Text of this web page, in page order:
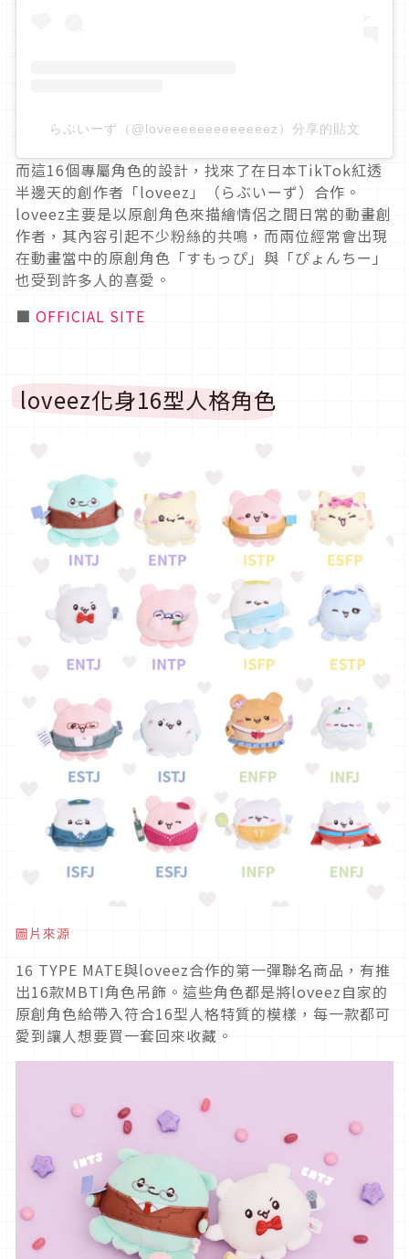
らぶいーず（@loveeeeeeeeeeeeez）分享的貼文
而這16個專屬角色的設計，找來了在日本TikTok紅透
半邊天的創作者「loveez」（らぶいーず）合作。
loveez主要是以原創角色來描繪情侶之間日常的動畫創
作者，其內容引起不少粉絲的共鳴，而兩位經常會出現
在動畫當中的原創角色「すもっぴ」與「ぴょんちー」
也受到許多人的喜愛。
■ OFFICIAL SITE
loveez化身16型人格角色
圖片來源
16 TYPE MATE與loveez合作的第一彈聯名商品，有推
出16款MBTI角色吊飾。這些角色都是將loveez自家的
原創角色給帶入符合16型人格特質的模樣，每一款都可
愛到讓人想要買一套回來收藏。